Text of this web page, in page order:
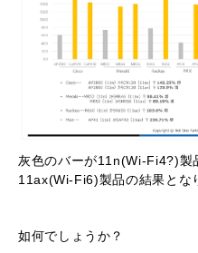
灰色のバーが11n(Wi-Fi4?)製
11ax(Wi-Fi6)製品の結果とな
如何でしょうか？